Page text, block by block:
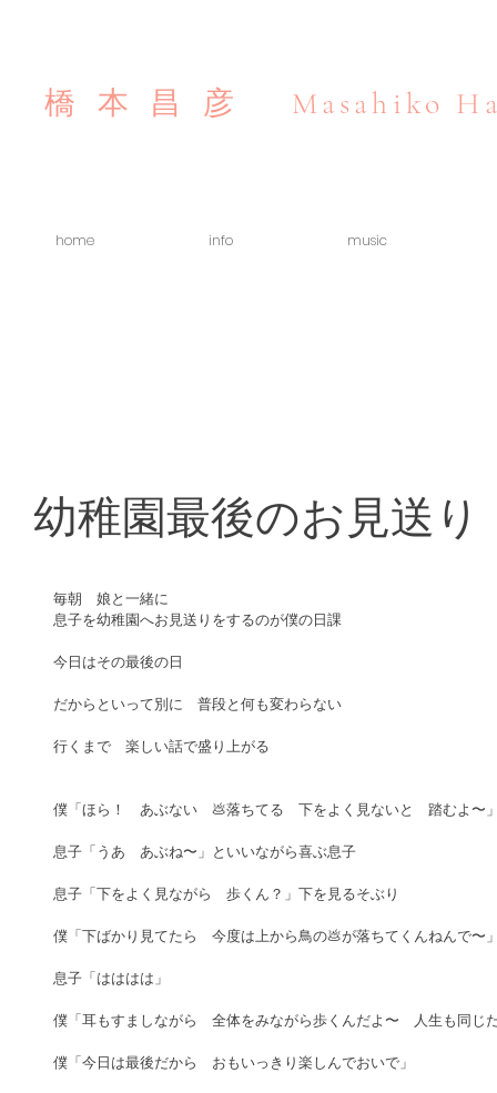
橋本昌彦 Masahiko
home info music
幼稚園最後のお見送り
毎朝　娘と一緒に
息子を幼稚園へお見送りをするのが僕の日課
今日はその最後の日
だからといって別に　普段と何も変わらない
行くまで　楽しい話で盛り上がる
僕「ほら！　あぶない　💩落ちてる　下をよく見ないと　踏むよ〜
息子「うあ　あぶね〜」といいながら喜ぶ息子
息子「下をよく見ながら　歩くん？」下を見るそぶり
僕「下ばかり見てたら　今度は上から鳥の💩が落ちてくんねんで〜
息子「はははは」
僕「耳もすましながら　全体をみながら歩くんだよ〜　人生も同じ
僕「今日は最後だから　おもいっきり楽しんでおいで」